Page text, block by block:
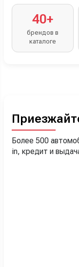
40+
брендов в
каталоге
Более 500
in, кредит и